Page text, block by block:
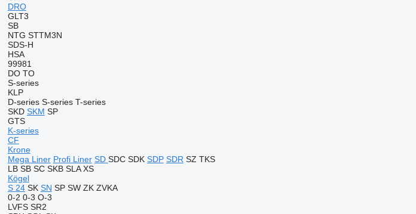
DRO
GLT3
SB
NTG STTM3N
SDS-H
HSA
99981
DO TO
S-series
KLP
D-series S-series T-series
SKD SKM SP
GTS
K-series
CF
Krone
Mega Liner Profi Liner SD SDC SDK SDP SDR SZ TKS
LB SB SC SKB SLA XS
Kögel
S 24 SK SN SP SW ZK ZVKA
0-2 0-3 O-3
LVFS SR2